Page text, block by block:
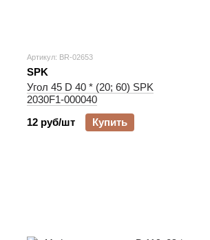
Артикул: BR-02653
SPK
Угол 45 D 40 * (20; 60) SPK
2030F1-000040
12 руб/шт
Купить